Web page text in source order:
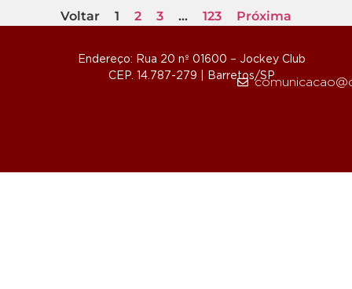
Voltar 1 2 3 … 123 Próxima
Endereço: Rua 20 nº 01600 – Jockey Club
CEP. 14.787-279 | Barretos/SP